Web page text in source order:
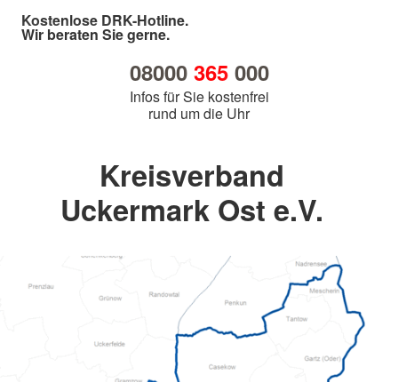
Kostenlose DRK-Hotline.
Wir beraten Sie gerne.
08000 365000
Infos für Sie kostenfrei
rund um die Uhr
Kreisverband
Uckermark Ost e.V.